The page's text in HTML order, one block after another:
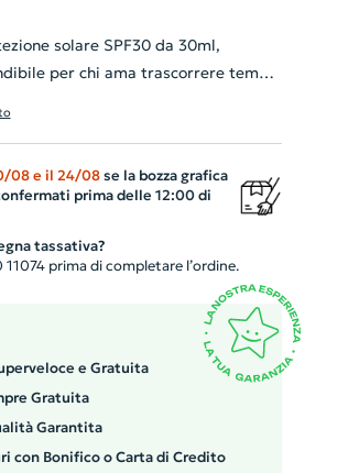
solare SPF30 da 30ml,
per chi ama trascorrere tempo
La nostra crema solare è
la pelle dai dannosi raggi UV,
rende ogni pezzo unico,
tua azienda in modo elegante
08 e il 24/08se la bozza grafica
prima delle 12:00 di
tassativa?
prima di completare l’ordine.
e Gratuita
Gratuita
Garantita
con Bonifico o Carta di Credito